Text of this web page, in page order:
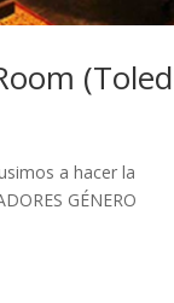
a hacer la
GÉNERO